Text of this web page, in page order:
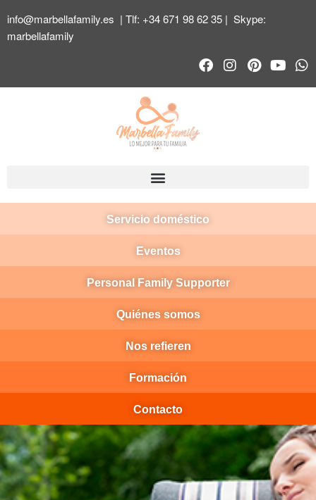
info@marbellafamily.es | Tlf: +34 671 98 62 35 | Skype:
marbellafamily
Servicio doméstico
Eventos
Personal Family Supporter
Quiénes somos
Nos refieren
Formación
Contacto